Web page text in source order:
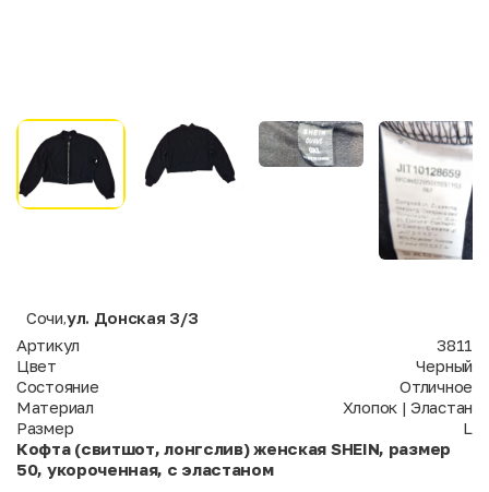
Сочи,ул. Донская 3/3
Артикул
3811
Цвет
Черный
Состояние
Отличное
Материал
Хлопок | Эластан
Размер
L
Кофта (свитшот, лонгслив) женская SHEIN, размер
50, укороченная, с эластаном